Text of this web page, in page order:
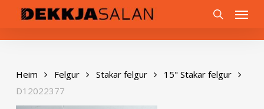
content
Menu
Heim Felgur Stakar felgur
15" Stakar felgur
D12022377